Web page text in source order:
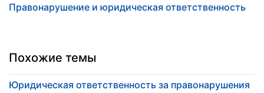
Правонарушение и юридическая ответственность
Похожие темы
Юридическая ответственность за правонарушения